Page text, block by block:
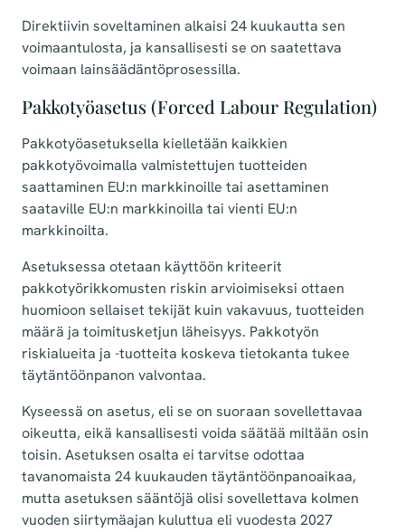
Direktiivin soveltaminen alkaisi 24 kuukautta sen
voimaantulosta, ja kansallisesti se on saatettava
voimaan lainsäädäntöprosessilla.
Pakkotyöasetus (Forced Labour Regulation)
Pakkotyöasetuksella kielletään kaikkien
pakkotyövoimalla valmistettujen tuotteiden
saattaminen EU:n markkinoille tai asettaminen
saataville EU:n markkinoilla tai vienti EU:n
markkinoilta.
Asetuksessa otetaan käyttöön kriteerit
pakkotyörikkomusten riskin arvioimiseksi ottaen
huomioon sellaiset tekijät kuin vakavuus, tuotteiden
määrä ja toimitusketjun läheisyys. Pakkotyön
riskialueita ja -tuotteita koskeva tietokanta tukee
täytäntöönpanon valvontaa.
Kyseessä on asetus, eli se on suoraan sovellettavaa
oikeutta, eikä kansallisesti voida säätää miltään osin
toisin. Asetuksen osalta ei tarvitse odottaa
tavanomaista 24 kuukauden täytäntöönpanoaikaa,
mutta asetuksen sääntöjä olisi sovellettava kolmen
vuoden siirtymäajan kuluttua eli vuodesta 2027